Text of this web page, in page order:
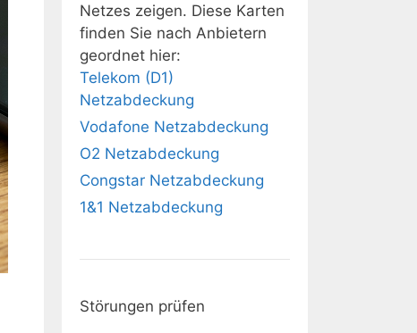
Netzes zeigen. Diese Karten
finden Sie nach Anbietern
geordnet hier:
Telekom (D1)
Netzabdeckung
Vodafone Netzabdeckung
O2 Netzabdeckung
Congstar Netzabdeckung
1&1 Netzabdeckung
Störungen prüfen